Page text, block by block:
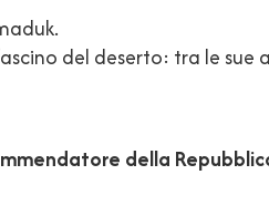
del deserto: tra le
della